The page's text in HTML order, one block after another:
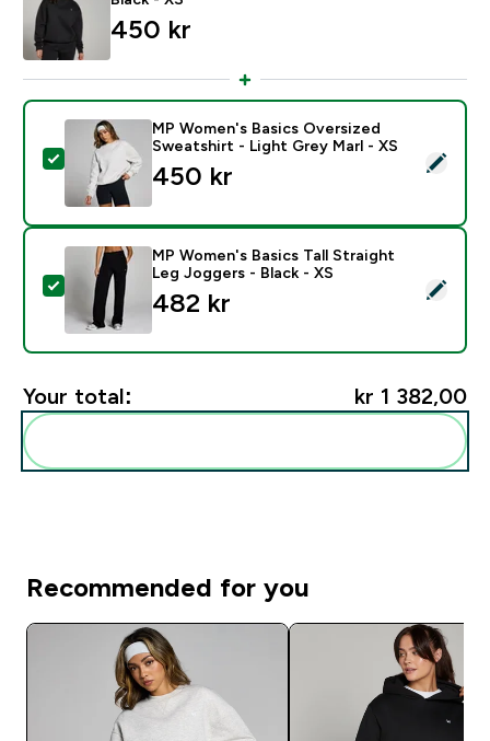
450 kr‎
Select this product - MP Women's Basics Oversized
MP Women's Basics Oversized
Sweatshirt - Light Grey Marl - XS
450 kr‎
Select this product - MP Women's Basics Tall
MP Women's Basics Tall Straight
Leg Joggers - Black - XS
482 kr‎
Your total: kr 1 382,00‎
Recommended for you